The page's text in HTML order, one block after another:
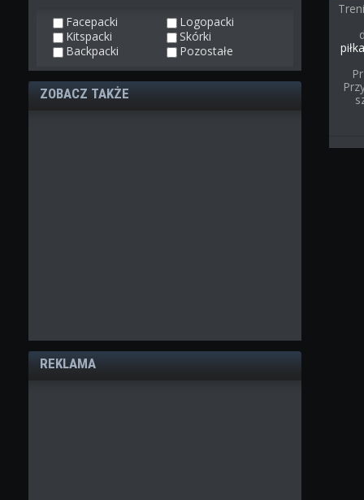
Facepacki
Logopacki
Kitspacki
Skórki
Backpacki
Pozostałe
ZOBACZ TAKŻE
REKLAMA